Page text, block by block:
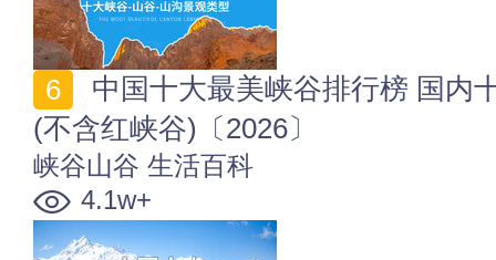
(不含红峡谷)〔2026〕
峡谷山谷 生活百科
4.1w+